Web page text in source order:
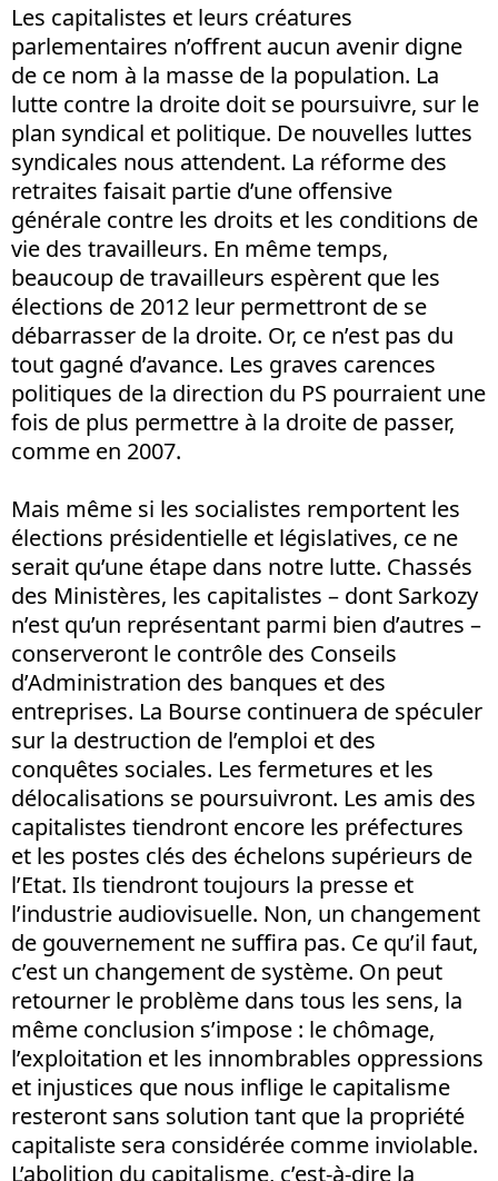
Les capitalistes et leurs créatures
parlementaires n’offrent aucun avenir digne
de ce nom à la masse de la population. La
lutte contre la droite doit se poursuivre, sur le
plan syndical et politique. De nouvelles luttes
syndicales nous attendent. La réforme des
retraites faisait partie d’une offensive
générale contre les droits et les conditions de
vie des travailleurs. En même temps,
beaucoup de travailleurs espèrent que les
élections de 2012 leur permettront de se
débarrasser de la droite. Or, ce n’est pas du
tout gagné d’avance. Les graves carences
politiques de la direction du PS pourraient une
fois de plus permettre à la droite de passer,
comme en 2007.
Mais même si les socialistes remportent les
élections présidentielle et législatives, ce ne
serait qu’une étape dans notre lutte. Chassés
des Ministères, les capitalistes – dont Sarkozy
n’est qu’un représentant parmi bien d’autres –
conserveront le contrôle des Conseils
d’Administration des banques et des
entreprises. La Bourse continuera de spéculer
sur la destruction de l’emploi et des
conquêtes sociales. Les fermetures et les
délocalisations se poursuivront. Les amis des
capitalistes tiendront encore les préfectures
et les postes clés des échelons supérieurs de
l’Etat. Ils tiendront toujours la presse et
l’industrie audiovisuelle. Non, un changement
de gouvernement ne suffira pas. Ce qu’il faut,
c’est un changement de système. On peut
retourner le problème dans tous les sens, la
même conclusion s’impose : le chômage,
l’exploitation et les innombrables oppressions
et injustices que nous inflige le capitalisme
resteront sans solution tant que la propriété
capitaliste sera considérée comme inviolable.
L’abolition du capitalisme, c’est-à-dire la